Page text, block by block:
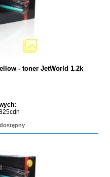
- toner JetWorld 1.2k